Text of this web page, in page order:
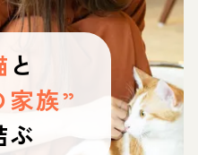
と
家族”
ぶ